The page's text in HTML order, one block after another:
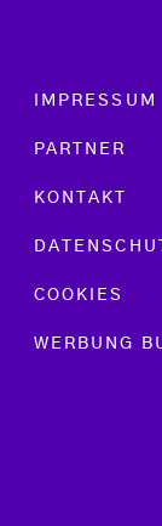
Footer menu
IMPRESSUM
PARTNER
KONTAKT
COOKIES
WERBUNG